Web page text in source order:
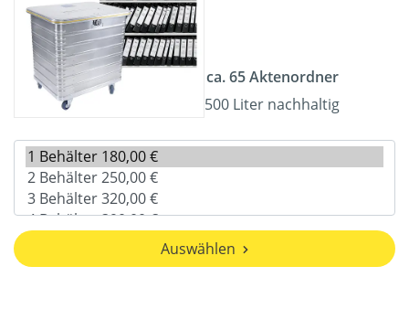
ca. 65 Aktenordner
500 Liter nachhaltig
Auswählen